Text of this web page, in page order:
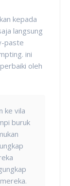
kepada
langsung
paste
ini
oleh
ke vila
buruk